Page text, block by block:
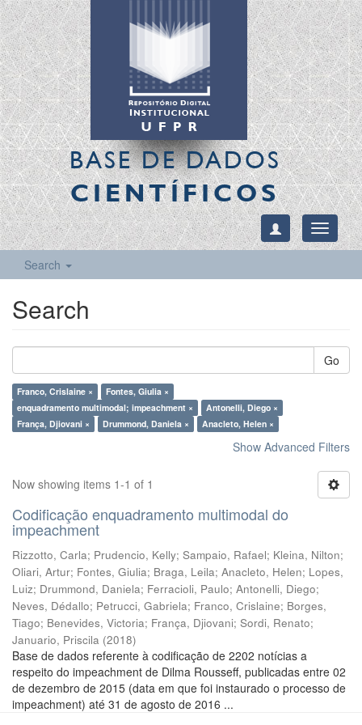
BASE DE DADOS
CIENTÍFICOS
Toggle
Search
Search
Go
Franco, Crislaine ×
Fontes, Giulia ×
enquadramento multimodal; impeachment ×
Antonelli, Diego ×
França, Djiovani ×
Drummond, Daniela × Anacleto, Helen ×
Show Advanced Filters
Now showing items 1-1 of 1
Codificação enquadramento multimodal do
impeachment
Rizzotto, Carla; Prudencio, Kelly; Sampaio, Rafael; Kleina, Nilton;
Oliari, Artur; Fontes, Giulia; Braga, Leila; Anacleto, Helen; Lopes,
Luiz; Drummond, Daniela; Ferracioli, Paulo; Antonelli, Diego;
Neves, Dédallo; Petrucci, Gabriela; Franco, Crislaine; Borges,
Tiago; Benevides, Victoria; França, Djiovani; Sordi, Renato;
Januario, Priscila (2018)
Base de dados referente à codificação de 2202 notícias a
respeito do impeachment de Dilma Rousseff, publicadas entre 02
de dezembro de 2015 (data em que foi instaurado o processo de
impeachment) até 31 de agosto de 2016 ...